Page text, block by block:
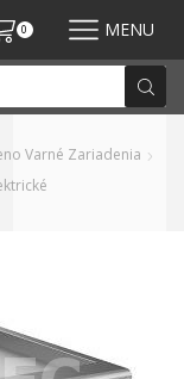
0 MENU
Varné Zariadenia